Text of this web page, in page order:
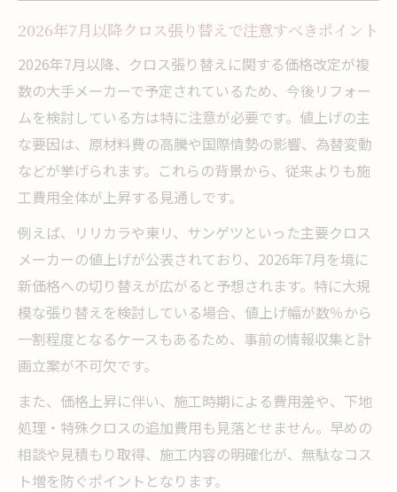
2026年7月以降クロス張り替えで注意すべきポイント
2026年7月以降、クロス張り替えに関する価格改定が複
数の大手メーカーで予定されているため、今後リフォー
ムを検討している方は特に注意が必要です。値上げの主
な要因は、原材料費の高騰や国際情勢の影響、為替変動
などが挙げられます。これらの背景から、従来よりも施
工費用全体が上昇する見通しです。
例えば、リリカラや東リ、サンゲツといった主要クロス
メーカーの値上げが公表されており、2026年7月を境に
新価格への切り替えが広がると予想されます。特に大規
模な張り替えを検討している場合、値上げ幅が数％から
一割程度となるケースもあるため、事前の情報収集と計
画立案が不可欠です。
また、価格上昇に伴い、施工時期による費用差や、下地
処理・特殊クロスの追加費用も見落とせません。早めの
相談や見積もり取得、施工内容の明確化が、無駄なコス
ト増を防ぐポイントとなります。